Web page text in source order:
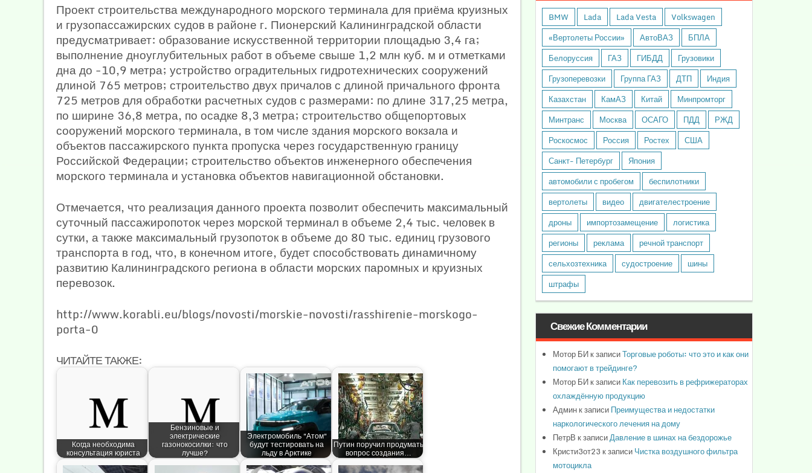
Проект строительства международного морского терминала для приёма круизных
и грузопассажирских судов в районе г. Пионерский Калининградской области
предусматривает: образование искусственной территории площадью 3,4 га;
выполнение дноуглубительных работ в объеме свыше 1,2 млн куб. м и отметками
дна до -10,9 метра; устройство оградительных гидротехнических сооружений
длиной 765 метров; строительство двух причалов с длиной причального фронта
725 метров для обработки расчетных судов с размерами: по длине 317,25 метра,
по ширине 36,8 метра, по осадке 8,3 метра; строительство общепортовых
сооружений морского терминала, в том числе здания морского вокзала и
объектов пассажирского пункта пропуска через государственную границу
Российской Федерации; строительство объектов инженерного обеспечения
морского терминала и установка объектов навигационной обстановки.
Отмечается, что реализация данного проекта позволит обеспечить максимальный
суточный пассажиропоток через морской терминал в объеме 2,4 тыс. человек в
сутки, а также максимальный грузопоток в объеме до 80 тыс. единиц грузового
транспорта в год, что, в конечном итоге, будет способствовать динамичному
развитию Калининградского региона в области морских паромных и круизных
перевозок.
http://www.korabli.eu/blogs/novosti/morskie-novosti/rasshirenie-morskogo-
porta-0
ЧИТАЙТЕ ТАКЖЕ:
Когда необходима
консультация юриста
Бензиновые и
электрические
газонокосилки: что
лучше?
Электромобиль "Атом"
будут тестировать на
льду в Арктике
Путин поручил продумать
вопрос создания…
BMW Lada Lada Vesta
Volkswagen
«Вертолеты России»
АвтоВАЗ
БПЛА
Белоруссия
ГАЗ ГИБДД
Грузовики
Грузоперевозки
Группа ГАЗ ДТП
Индия
Казахстан
КамАЗ Китай
Минпромторг
Минтранс
Москва ОСАГО ПДД
РЖД
Роскосмос
Россия Ростех
США
Санкт- Петербург
Япония
автомобили с пробегом
беспилотники
вертолеты
видео
двигателестроение
дроны
импортозамещение
логистика
регионы
реклама
речной транспорт
сельхозтехника
судостроение
шины
штрафы
Свежие Комментарии
Мотор БИк записиТорговые роботы: что это и как они
помогают в трейдинге?
Мотор БИк записиКак перевозить в рефрижераторах
охлаждённую продукцию
Админк записиПреимущества и недостатки
наркологического лечения на дому
ПетрВ к записиДавление в шинах на бездорожье
Кристи3от23 к записиЧистка воздушного фильтра
мотоцикла